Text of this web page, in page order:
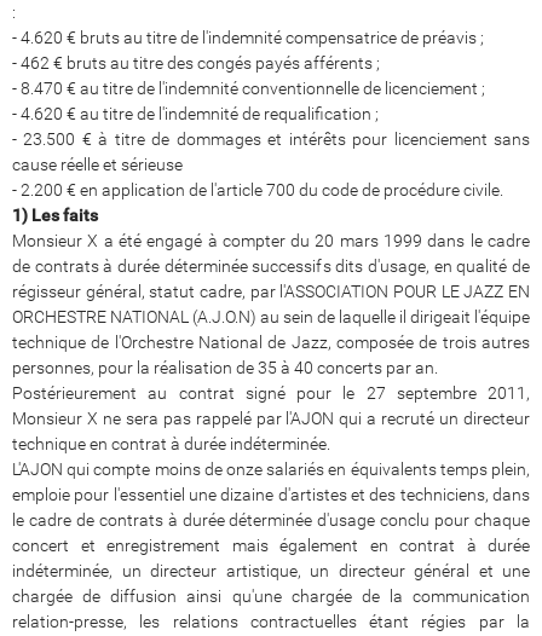
:
- 4.620 € bruts au titre de l'indemnité compensatrice de préavis ;
- 462 € bruts au titre des congés payés afférents ;
- 8.470 € au titre de l'indemnité conventionnelle de licenciement ;
- 4.620 € au titre de l'indemnité de requalification ;
- 23.500 € à titre de dommages et intérêts pour licenciement sans
cause réelle et sérieuse
- 2.200 € en application de l'article 700 du code de procédure civile.
1) Les faits
Monsieur X a été engagé à compter du 20 mars 1999 dans le cadre
de contrats à durée déterminée successifs dits d'usage, en qualité de
régisseur général, statut cadre, par l'ASSOCIATION POUR LE JAZZ EN
ORCHESTRE NATIONAL (A.J.O.N) au sein de laquelle il dirigeait l'équipe
technique de l'Orchestre National de Jazz, composée de trois autres
personnes, pour la réalisation de 35 à 40 concerts par an.
Postérieurement au contrat signé pour le 27 septembre 2011,
Monsieur X ne sera pas rappelé par l'AJON qui a recruté un directeur
technique en contrat à durée indéterminée.
L'AJON qui compte moins de onze salariés en équivalents temps plein,
emploie pour l'essentiel une dizaine d'artistes et des techniciens, dans
le cadre de contrats à durée déterminée d'usage conclu pour chaque
concert et enregistrement mais également en contrat à durée
indéterminée, un directeur artistique, un directeur général et une
chargée de diffusion ainsi qu'une chargée de la communication
relation-presse, les relations contractuelles étant régies par la